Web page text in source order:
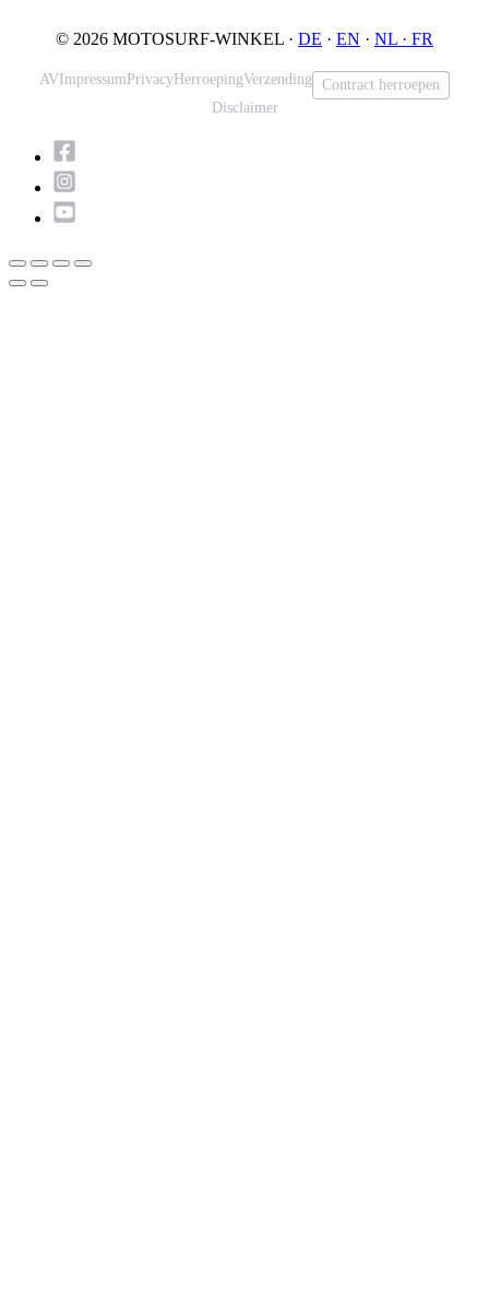
© 2026 MOTOSURF-WINKEL · DE · EN · NL · FR
AVImpressum Privacy HerroepingVerzending
Contract herroepen
Disclaimer
Scroll
naar